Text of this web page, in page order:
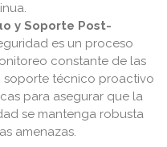
y Soporte Post-
es un proceso
constante de las
soporte técnico proactivo
para asegurar que la
se mantenga robusta
amenazas.